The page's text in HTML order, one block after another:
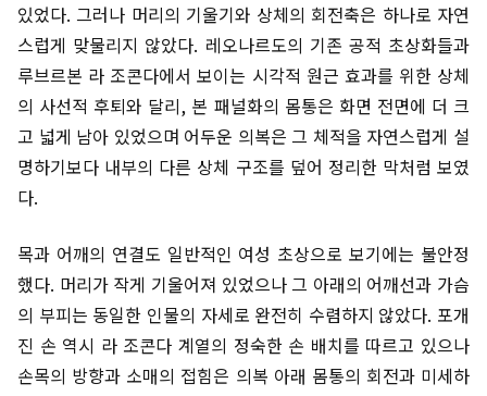
있었다. 그러나 머리의 기울기와 상체의 회전축은 하나로 자연
스럽게 맞물리지 않았다. 레오나르도의 기존 공적 초상화들과
루브르본 라 조콘다에서 보이는 시각적 원근 효과를 위한 상체
의 사선적 후퇴와 달리, 본 패널화의 몸통은 화면 전면에 더 크
고 넓게 남아 있었으며 어두운 의복은 그 체적을 자연스럽게 설
명하기보다 내부의 다른 상체 구조를 덮어 정리한 막처럼 보였
다.
목과 어깨의 연결도 일반적인 여성 초상으로 보기에는 불안정
했다. 머리가 작게 기울어져 있었으나 그 아래의 어깨선과 가슴
의 부피는 동일한 인물의 자세로 완전히 수렴하지 않았다. 포개
진 손 역시 라 조콘다 계열의 정숙한 손 배치를 따르고 있으나
손목의 방향과 소매의 접힘은 의복 아래 몸통의 회전과 미세하